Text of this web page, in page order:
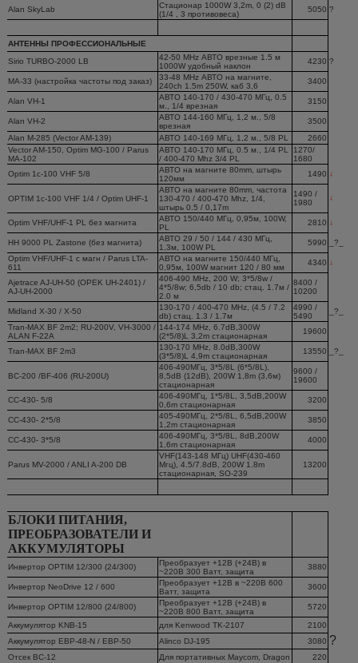
Alan SkyLab
Стационар 1000W 3,2m, 0 (2) dB
(1/4 , 3 противовеса)
5050 ?
АНТЕННЫ ПРОФЕССИОНАЛЬНЫЕ
Sirio TURBO-2000 LB
42-50 MHz АВТО врезные 1.5 м
1000W удобный наклон
4230 ?
МА-33 (настройка частоты под заказ)
33-48 MHz АВТО на магните,
240ch 1.5m 250W, каб 3,6
3400
Alan VH-1
АВТО 140-170 / 430-470 МГц, 0.5
м., 1/4 врезная
3150
Alan VH-2
АВТО 144-160 МГц, 1,2 м., 5/8
врезная
3500
Alan M-285 (Vector AM-139)
АВТО 140-169 МГц, 1,2 м., 5/8 PL
2660
Vector AM-150, Optim MG-100 / Parus
MA-102
АВТО 140-170 МГц, 0.5 м., 1/4 PL
/ 400-470 Mhz 3/4 PL
1270/
1680
Optim 1c-100 VHF 5/8
АВТО на магните 80mm, штырь
120мм
1490 ↓
OPTIM 1c-100 VHF 1/4 / Optim UHF-1
АВТО на магните 80mm, частота
130-470 / 400-470 Mhz, 1/4,
штырь 0.5 / 0,17m
1490 /
1980
↓
Optim VHF/UHF-1 PL без магнита
АВТО 150/440 МГц, 0,95м, 100W,
PL
2810 ↓
HH 9000 PL Zastone (без магнита)
АВТО 29 / 50 / 144 / 430 МГц,
1,3м, 100W PL
5990
_?_
Optim VHF/UHF-1 c магн / Parus LTA-
611
АВТО на магните 150/440 МГц,
0,95м, 100W магнит 120 / 80 мм
4340 ↓
Ajetrace AJ-UH-50 (OPEK UH-2401) /
AJ-UH-2000
406-490 MHz, 200 W; 3*5/8w /
4*5/8w; 6,5db / 10 db; стац. 1.7м /
2.0 м
8400 /
10200
Midland X-30 / X-50
130-170 / 400-470 MHz, (4.5 / 7.2
db) стац. 1.3 / 1.7м
4990 /
5490
_?_
Tran-MAX BF 2m2; RU-200V, VH-3000 /
ALAN F-22A
144-174 MHz, 6.7dB,300W
(2*5/8)L 3,2m стационарная
19600
Tran-MAX BF 2m3
130-170 MHz, 8.0dB,300W
(3*5/8)L 4,9m стационарная
13550 _?_
BC-200 /BF-406 (RU-200U)
406-490МГц, 3*5/8L (6*5/8L),
8,5dB (12dB), 200W 1,8m (3,6м)
стационарная
9600 /
19600
CC-430- 5/8
406-490МГц, 1*5/8L, 3,5dB,200W
0,6m стационарная
3200
CC-430- 2*5/8
405-490МГц, 2*5/8L, 6,5dB,200W
1,2m стационарная
3850
CC-430- 3*5/8
406-490МГц, 3*5/8L, 8dB,200W
1,6m стационарная
4000
Parus MV-2000 / ANLI A-200 DB
VHF(143-148 МГц) UHF(430-460
Мгц), 4.5/7.8dB, 200W 1.8m
стационарная, SO-239
13200
БЛОКИ ПИТАНИЯ,
ПРЕОБРАЗОВАТЕЛИ И
АККУМУЛЯТОРЫ
Инвертор OPTIM 12/300 (24/300)
Преобразует +12В (+24В) в
~220В 300 Ватт, защита
3880
Инвертор NeoDrive 12 / 600
Преобразует +12В в ~220В 600
Ватт, защита
3600
Инвертор OPTIM 12/800 (24/800)
Преобразует +12В (+24В) в
~220В 800 Ватт, защита
5720
Аккумулятор KNB-15 для Kenwood TK-2107
2100
Аккумулятор EBP-48-N / EBP-50
Alinco DJ-195 3080 ?
Отсек BC-12 Для портативных Maycom, Dragon
220